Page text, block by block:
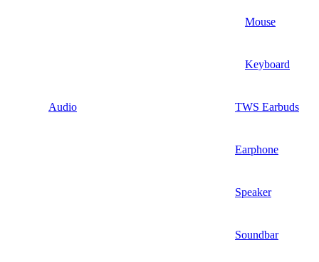
Mouse
Keyboard
Audio TWS Earbuds
Earphone
Speaker
Soundbar